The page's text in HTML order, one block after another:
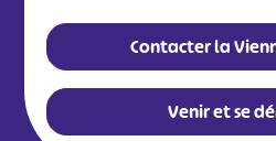
Contacter la
Venir et se